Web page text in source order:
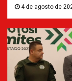
4 de agosto de